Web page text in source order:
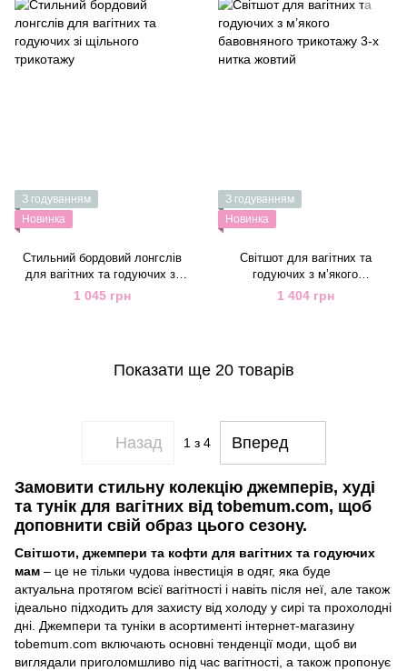
З годуванням
Новинка
Стильний бордовий лонгслів
для вагітних та годуючих зі
щільного трикотажу
1 045 грн
З годуванням
Новинка
Світшот для вагітних та
годуючих з м’якого
бавовняного трикотажу 3-х
нитка жовтий
1 404 грн
Показати ще 20 товарів
Назад 1з 4 Вперед
Замовити стильну колекцію джемперів, худі
та тунік для вагітних від tobemum.com, щоб
доповнити свій образ цього сезону.
Світшоти, джемпери та кофти для вагітних та годуючих
мам – це не тільки чудова інвестиція в одяг, яка буде
актуальна протягом всієї вагітності і навіть після неї, але також
ідеально підходить для захисту від холоду у сирі та прохолодні
дні. Джемпери та туніки в асортименті інтернет-магазину
tobemum.com включають основні тенденції моди, щоб ви
виглядали приголомшливо під час вагітності, а також пропонує